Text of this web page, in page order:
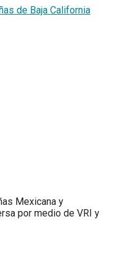
de Baja California
Mexicana y
por medio de VRI y